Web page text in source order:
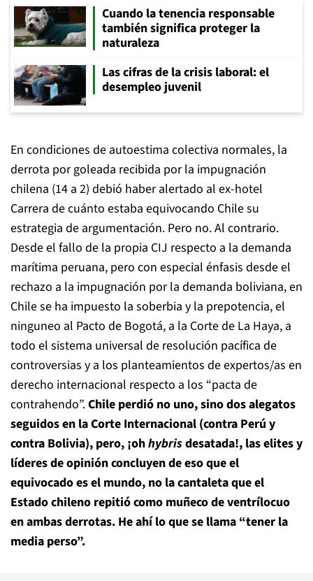
Cuando la tenencia responsable
también significa proteger la
naturaleza
Las cifras de la crisis laboral: el
desempleo juvenil
En condiciones de autoestima colectiva normales, la
derrota por goleada recibida por la impugnación
chilena (14 a 2) debió haber alertado al ex-hotel
Carrera de cuánto estaba equivocando Chile su
estrategia de argumentación. Pero no. Al contrario.
Desde el fallo de la propia CIJ respecto a la demanda
marítima peruana, pero con especial énfasis desde el
rechazo a la impugnación por la demanda boliviana, en
Chile se ha impuesto la soberbia y la prepotencia, el
ninguneo al Pacto de Bogotá, a la Corte de La Haya, a
todo el sistema universal de resolución pacífica de
controversias y a los planteamientos de expertos/as en
derecho internacional respecto a los “pacta de
contrahendo”.Chile perdió no uno, sino dos alegatos
seguidos en la Corte Internacional (contra Perú y
contra Bolivia), pero, ¡ohhybrisdesatada!, las elites y
líderes de opinión concluyen de eso que el
equivocado es el mundo, no la cantaleta que el
Estado chileno repitió como muñeco de ventrílocuo
en ambas derrotas. He ahí lo que se llama “tener la
media perso”.